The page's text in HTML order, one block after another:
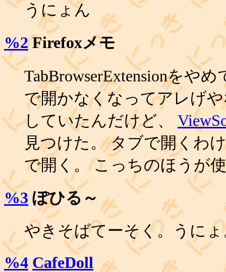
うにょん
%2Firefoxメモ
TabBrowserExtensionをや
で開かなくなってアレげ
していたんだけど、
見つけた。 タブで開くわ
で開く。 こっちのほうが
%3 ぽひる～
やきそばてーそく。うに
%4 CafeDoll